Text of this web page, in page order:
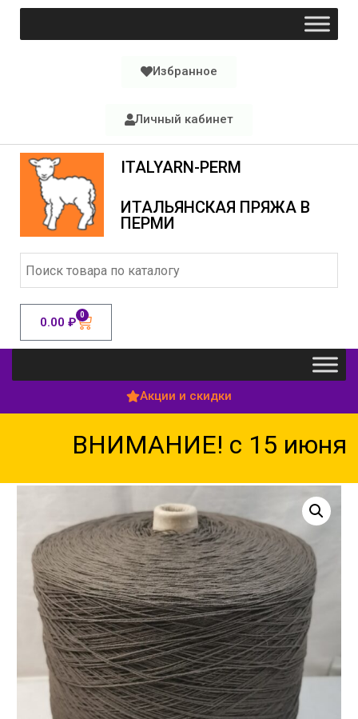
Избранное
Личный кабинет
ITALYARN-PERM
ИТАЛЬЯНСКАЯ ПРЯЖА В
ПЕРМИ
0.00 ₽ 0
Акции и скидки
ВНИМАНИЕ! с 15 июня